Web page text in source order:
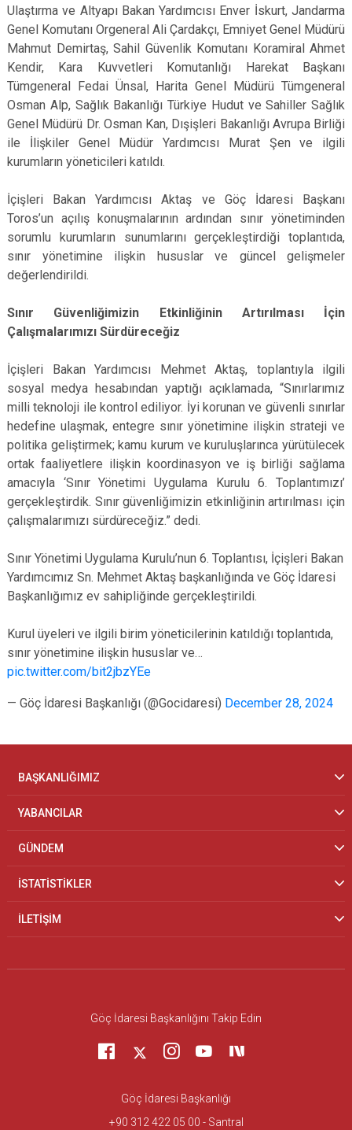
Ulaştırma ve Altyapı Bakan Yardımcısı Enver İskurt, Jandarma
Genel Komutanı Orgeneral Ali Çardakçı, Emniyet Genel Müdürü
Mahmut Demirtaş, Sahil Güvenlik Komutanı Koramiral Ahmet
Kendir, Kara Kuvvetleri Komutanlığı Harekat Başkanı
Tümgeneral Fedai Ünsal, Harita Genel Müdürü Tümgeneral
Osman Alp, Sağlık Bakanlığı Türkiye Hudut ve Sahiller Sağlık
Genel Müdürü Dr. Osman Kan, Dışişleri Bakanlığı Avrupa Birliği
ile İlişkiler Genel Müdür Yardımcısı Murat Şen ve ilgili
kurumların yöneticileri katıldı.
İçişleri Bakan Yardımcısı Aktaş ve Göç İdaresi Başkanı
Toros’un açılış konuşmalarının ardından sınır yönetiminden
sorumlu kurumların sunumlarını gerçekleştirdiği toplantıda,
sınır yönetimine ilişkin hususlar ve güncel gelişmeler
değerlendirildi.
Sınır Güvenliğimizin Etkinliğinin Artırılması İçin
Çalışmalarımızı Sürdüreceğiz
İçişleri Bakan Yardımcısı Mehmet Aktaş, toplantıyla ilgili
sosyal medya hesabından yaptığı açıklamada, “Sınırlarımız
milli teknoloji ile kontrol ediliyor. İyi korunan ve güvenli sınırlar
hedefine ulaşmak, entegre sınır yönetimine ilişkin strateji ve
politika geliştirmek; kamu kurum ve kuruluşlarınca yürütülecek
ortak faaliyetlere ilişkin koordinasyon ve iş birliği sağlama
amacıyla ‘Sınır Yönetimi Uygulama Kurulu 6. Toplantımızı’
gerçekleştirdik. Sınır güvenliğimizin etkinliğinin artırılması için
çalışmalarımızı sürdüreceğiz.” dedi.
Sınır Yönetimi Uygulama Kurulu’nun 6. Toplantısı, İçişleri Bakan
Yardımcımız Sn. Mehmet Aktaş başkanlığında ve Göç İdaresi
Başkanlığımız ev sahipliğinde gerçekleştirildi.
Kurul üyeleri ve ilgili birim yöneticilerinin katıldığı toplantıda,
sınır yönetimine ilişkin hususlar ve…
pic.twitter.com/bit2jbzYEe
— Göç İdaresi Başkanlığı (@Gocidaresi) December 28, 2024
BAŞKANLIĞIMIZ
YABANCILAR
GÜNDEM
İSTATİSTİKLER
İLETİŞİM
Göç İdaresi Başkanlığını Takip Edin
Göç İdaresi Başkanlığı
+90 312 422 05 00 - Santral